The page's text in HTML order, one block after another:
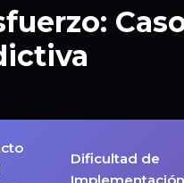
Dificultad de